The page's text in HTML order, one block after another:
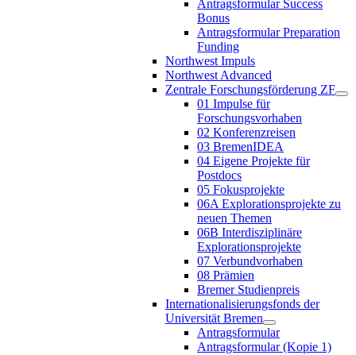
Antragsformular Success
Bonus
Antragsformular Preparation
Funding
Northwest Impuls
Northwest Advanced
Zentrale Forschungsförderung ZF
01 Impulse für
Forschungsvorhaben
02 Konferenzreisen
03 BremenIDEA
04 Eigene Projekte für
Postdocs
05 Fokusprojekte
06A Explorationsprojekte zu
neuen Themen
06B Interdisziplinäre
Explorationsprojekte
07 Verbundvorhaben
08 Prämien
Bremer Studienpreis
Internationalisierungsfonds der
Universität Bremen
Antragsformular
Antragsformular (Kopie 1)